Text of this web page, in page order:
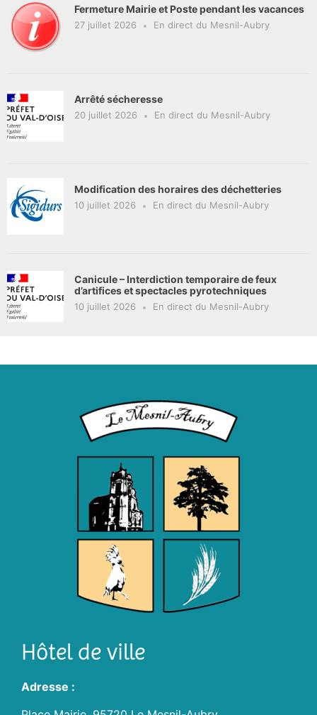
Fermeture Mairie et Poste pendant les vacances
27 juillet 2026 En direct du Mesnil-Aubry
Arrêté sécheresse
20 juillet 2026 En direct du Mesnil-Aubry
Modification des horaires des déchetteries
10 juillet 2026 En direct du Mesnil-Aubry
Canicule – Interdiction temporaire de feux
d’artifices et spectacles pyrotechniques
10 juillet 2026 En direct du Mesnil-Aubry
Hôtel de ville
Adresse :